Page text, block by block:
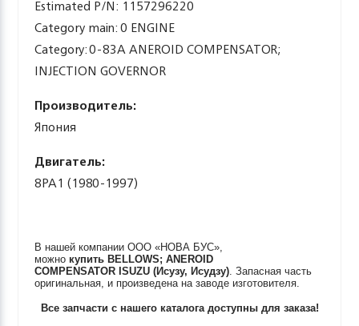
Estimated P/N: 1157296220
Category main: 0 ENGINE
Category: 0-83A ANEROID COMPENSATOR;
INJECTION GOVERNOR
Производитель:
Япония
Двигатель:
8PA1 (1980-1997)
В нашей компании ООО «НОВА БУС»,
можно купить BELLOWS; ANEROID
COMPENSATOR ISUZU (Исузу, Исудзу). Запасная часть
оригинальная, и произведена на заводе изготовителя.
Все запчасти с нашего каталога доступны для заказа!